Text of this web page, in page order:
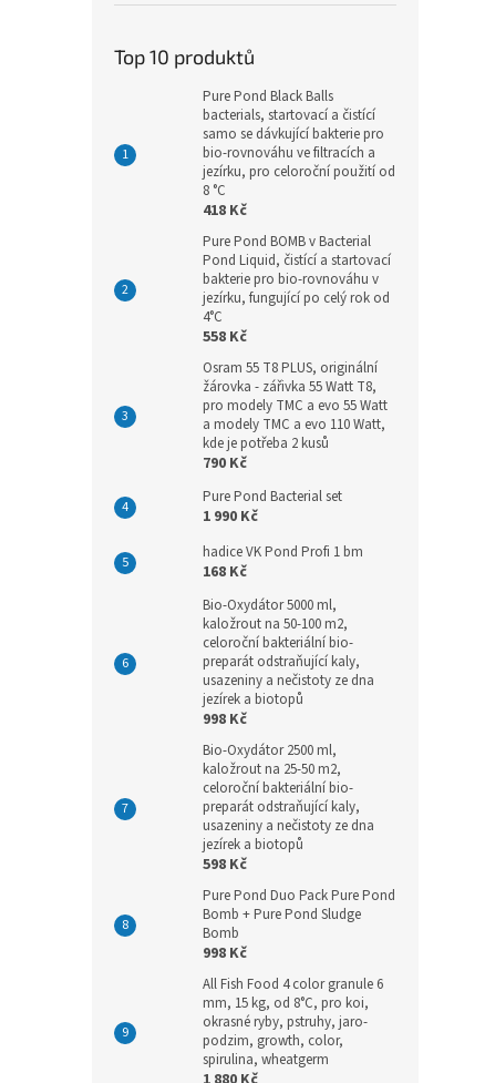
Top 10 produktů
Pure Pond Black Balls
bacterials, startovací a čistící
samo se dávkující bakterie pro
bio-rovnováhu ve filtracích a
jezírku, pro celoroční použití od
8 °C
418 Kč
Pure Pond BOMB v Bacterial
Pond Liquid, čistící a startovací
bakterie pro bio-rovnováhu v
jezírku, fungující po celý rok od
4°C
558 Kč
Osram 55 T8 PLUS, originální
žárovka - zářivka 55 Watt T8,
pro modely TMC a evo 55 Watt
a modely TMC a evo 110 Watt,
kde je potřeba 2 kusů
790 Kč
Pure Pond Bacterial set
1 990 Kč
hadice VK Pond Profi 1 bm
168 Kč
Bio-Oxydátor 5000 ml,
kaložrout na 50-100 m2,
celoroční bakteriální bio-
preparát odstraňující kaly,
usazeniny a nečistoty ze dna
jezírek a biotopů
998 Kč
Bio-Oxydátor 2500 ml,
kaložrout na 25-50 m2,
celoroční bakteriální bio-
preparát odstraňující kaly,
usazeniny a nečistoty ze dna
jezírek a biotopů
598 Kč
Pure Pond Duo Pack Pure Pond
Bomb + Pure Pond Sludge
Bomb
998 Kč
All Fish Food 4 color granule 6
mm, 15 kg, od 8°C, pro koi,
okrasné ryby, pstruhy, jaro-
podzim, growth, color,
spirulina, wheatgerm